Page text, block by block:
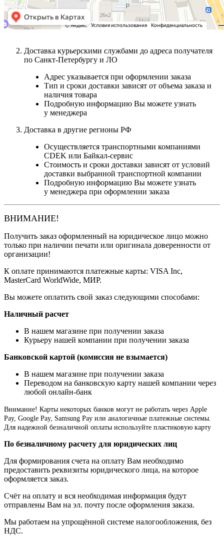
Доставка курьерскими службами до адреса получателя
по Санкт-Петербургу и ЛО
Адрес указывается при оформлении заказа
Тип и сроки доставки зависят от объема заказа и
наличия товара
Подробную информацию Вы можете узнать
у менеджера
Доставка в другие регионы РФ
Осуществляется транспортными компаниями
CDEK или Байкал-сервис
Стоимость и сроки доставки зависят от условий
доставки выбранной транспортной компании
Подробную информацию Вы можете узнать
у менеджера при оформлении заказа
ВНИМАНИЕ!
Получить заказ оформленный на юридическое лицо можно
только при наличии печати или оригинала доверенности от
организации!
К оплате принимаются платежные карты: VISA Inc,
MasterCard WorldWide, МИР.
Вы можете оплатить свой заказ следующими способами:
Наличный расчет
В нашем магазине при получении заказа
Курьеру нашей компании при получении заказа
Банковской картой (комиссия не взымается)
В нашем магазине при получении заказа
Переводом на банковскую карту нашей компании через
любой онлайн-банк
Внимание! Карты некоторых банков могут не работать через Apple
Pay, Google Pay, Samsung Pay или аналогичные платежные системы.
Для надежной безналичной оплаты используйте пластиковую карту
По безналичному расчету для юридических лиц
Для формирования счета на оплату Вам необходимо
предоставить реквизиты юридического лица, на которое
оформляется заказ.
Счёт на оплату и вся необходимая информация будут
отправлены Вам на эл. почту после оформления заказа.
Мы работаем на упрощённой системе налогообложения, без
НДС.